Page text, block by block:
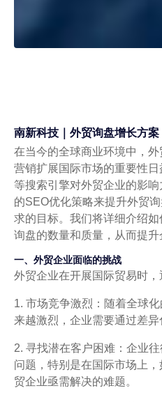
南新科技｜外贸询盘增长方
在当今的全球商业环境中，
营销扩展国际市场的重要性
等搜索引擎对外贸企业的影
的SEO优化策略来提升外贸
求的目标。我们将详细介绍如
询盘的数量和质量，从而提升
一、外贸企业面临的挑战
外贸企业在开展国际贸易时，
1. 市场竞争激烈：随着全球
来越激烈，企业需要通过差异
2. 寻找潜在客户困难：企业
问题，特别是在国际市场上
贸企业亟需解决的难题。